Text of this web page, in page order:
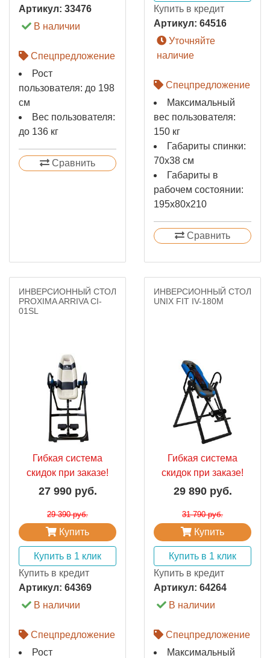
Артикул: 33476
В наличии
Спецпредложение
Рост
пользователя: до 198
см
Вес пользователя:
до 136 кг
Сравнить
Купить в кредит
Артикул: 64516
Уточняйте
наличие
Спецпредложение
Максимальный
вес пользователя:
150 кг
Габариты спинки:
70х38 см
Габариты в
рабочем состоянии:
195х80х210
Сравнить
ИНВЕРСИОННЫЙ СТОЛ
PROXIMA ARRIVA CI-
01SL
Гибкая система
скидок при заказе!
27 990 руб.
29 390 руб.
Купить
Купить в 1 клик
Купить в кредит
Артикул: 64369
В наличии
Спецпредложение
Рост
ИНВЕРСИОННЫЙ СТОЛ
UNIX FIT IV-180M
Гибкая система
скидок при заказе!
29 890 руб.
31 790 руб.
Купить
Купить в 1 клик
Купить в кредит
Артикул: 64264
В наличии
Спецпредложение
Максимальный